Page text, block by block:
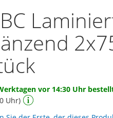
vor 14:30 Uhr
Uhr)